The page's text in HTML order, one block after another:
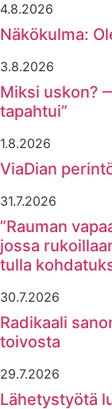
4.8.2026
Näkökulma:
3.8.2026
Miksi uskon?
tapahtui”
1.8.2026
ViaDian
31.7.2026
”Rauman
jossa
tulla
30.7.2026
Radikaali
toivosta
29.7.2026
Lähetystyötä